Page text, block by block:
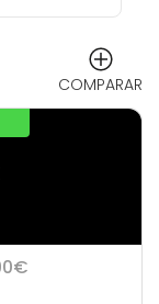
COMPARAR